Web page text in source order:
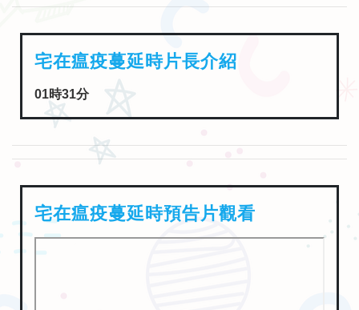
宅在瘟疫蔓延時片長介紹
01時31分
宅在瘟疫蔓延時預告片觀看